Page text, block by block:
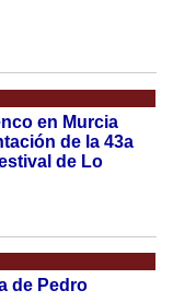
en Murcia
de la 43a
de Lo
de Pedro